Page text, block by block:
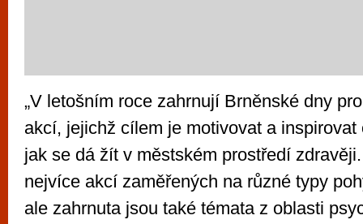
„V letošním roce zahrnují Brněnské dny
akcí, jejichž cílem je motivovat a inspirovat
jak se dá žít v městském prostředí
nejvíce akcí zaměřených na různé typy
ale zahrnuta jsou také témata z oblasti